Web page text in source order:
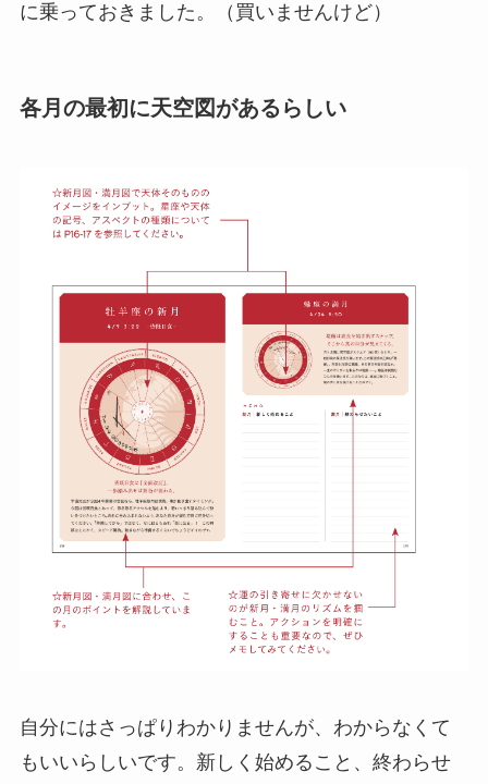
に乗っておきました。（買いませんけど）
各月の最初に天空図があるらしい
自分にはさっぱりわかりませんが、わからなくて
もいいらしいです。新しく始めること、終わらせ